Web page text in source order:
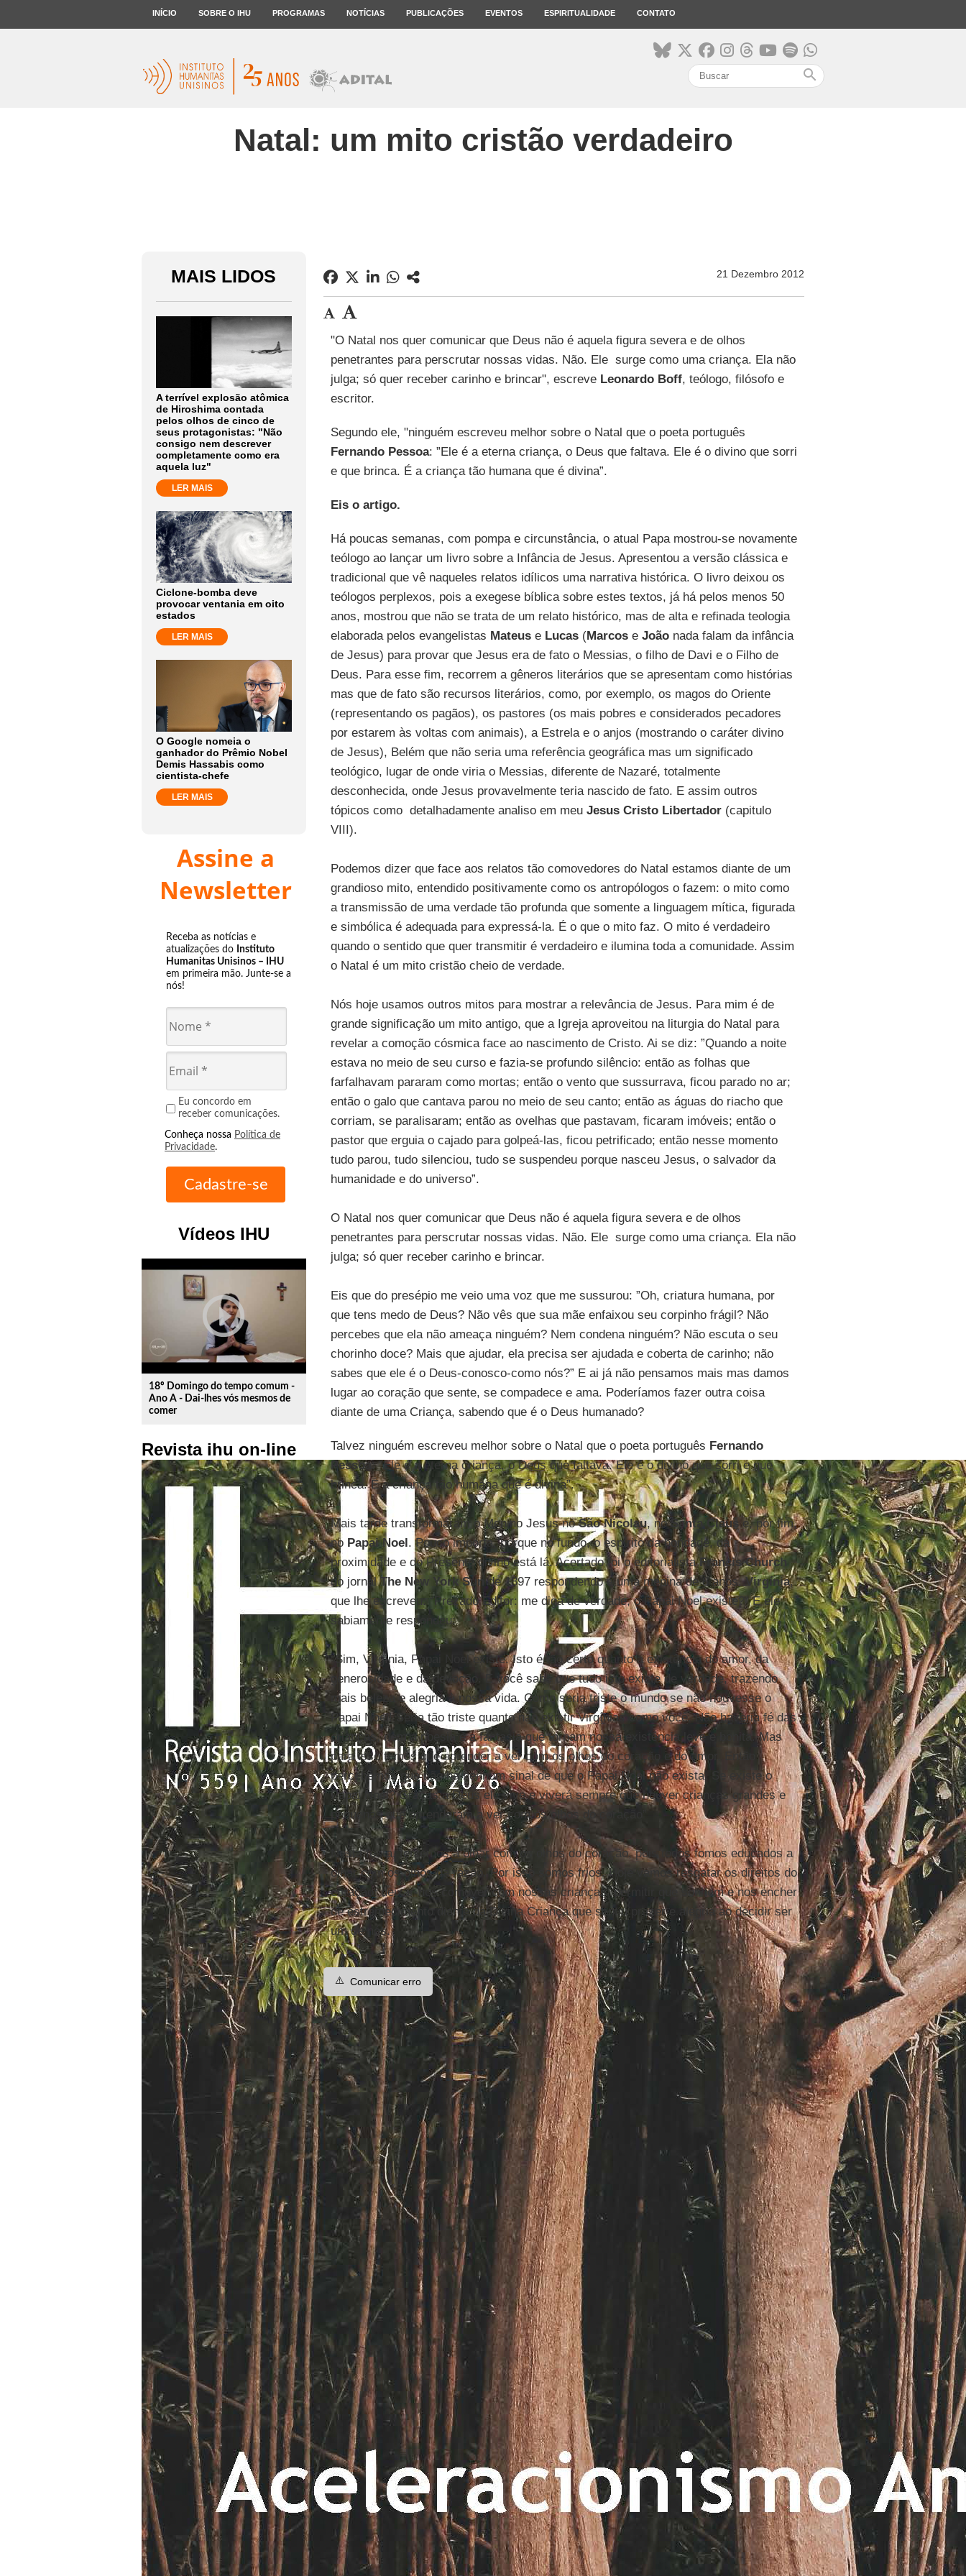
INÍCIO SOBRE O IHU PROGRAMAS NOTÍCIAS PUBLICAÇÕES EVENTOS ESPIRITUALIDADE CONTATO
search
Natal: um mito cristão verdadeiro
MAIS LIDOS
A terrível explosão atômica
de Hiroshima contada
pelos olhos de cinco de
seus protagonistas: "Não
consigo nem descrever
completamente como era
aquela luz"
LER MAIS
Ciclone-bomba deve
provocar ventania em oito
estados
LER MAIS
O Google nomeia o
ganhador do Prêmio Nobel
Demis Hassabis como
cientista-chefe
LER MAIS
Assine a
Newsletter
Receba as notícias e
atualizações do Instituto
Humanitas Unisinos – IHU
em primeira mão. Junte-se a
nós!
Eu concordo em
receber comunicações.
Conheça nossa Política de
Privacidade.
Vídeos IHU
play_circle_outline
18º Domingo do tempo comum -
Ano A - Dai-lhes vós mesmos de
comer
Revista ihu on-line
21 Dezembro 2012
"O Natal nos quer comunicar que Deus não é aquela figura severa e de olhos
penetrantes para perscrutar nossas vidas. Não. Ele surge como uma criança. Ela não
julga; só quer receber carinho e brincar", escreve Leonardo Boff, teólogo, filósofo e
escritor.
Segundo ele, "ninguém escreveu melhor sobre o Natal que o poeta português
Fernando Pessoa: ”Ele é a eterna criança, o Deus que faltava. Ele é o divino que sorri
e que brinca. É a criança tão humana que é divina”.
Eis o artigo.
Há poucas semanas, com pompa e circunstância, o atual Papa mostrou-se novamente
teólogo ao lançar um livro sobre a Infância de Jesus. Apresentou a versão clássica e
tradicional que vê naqueles relatos idílicos uma narrativa histórica. O livro deixou os
teólogos perplexos, pois a exegese bíblica sobre estes textos, já há pelos menos 50
anos, mostrou que não se trata de um relato histórico, mas de alta e refinada teologia
elaborada pelos evangelistas Mateus e Lucas (Marcos e João nada falam da infância
de Jesus) para provar que Jesus era de fato o Messias, o filho de Davi e o Filho de
Deus. Para esse fim, recorrem a gêneros literários que se apresentam como histórias
mas que de fato são recursos literários, como, por exemplo, os magos do Oriente
(representando os pagãos), os pastores (os mais pobres e considerados pecadores
por estarem às voltas com animais), a Estrela e o anjos (mostrando o caráter divino
de Jesus), Belém que não seria uma referência geográfica mas um significado
teológico, lugar de onde viria o Messias, diferente de Nazaré, totalmente
desconhecida, onde Jesus provavelmente teria nascido de fato. E assim outros
tópicos como detalhadamente analiso em meu Jesus Cristo Libertador(capitulo
VIII).
Podemos dizer que face aos relatos tão comovedores do Natal estamos diante de um
grandioso mito, entendido positivamente como os antropólogos o fazem: o mito como
a transmissão de uma verdade tão profunda que somente a linguagem mítica, figurada
e simbólica é adequada para expressá-la. É o que o mito faz. O mito é verdadeiro
quando o sentido que quer transmitir é verdadeiro e ilumina toda a comunidade. Assim
o Natal é um mito cristão cheio de verdade.
Nós hoje usamos outros mitos para mostrar a relevância de Jesus. Para mim é de
grande significação um mito antigo, que a Igreja aproveitou na liturgia do Natal para
revelar a comoção cósmica face ao nascimento de Cristo. Ai se diz: ”Quando a noite
estava no meio de seu curso e fazia-se profundo silêncio: então as folhas que
farfalhavam pararam como mortas; então o vento que sussurrava, ficou parado no ar;
então o galo que cantava parou no meio de seu canto; então as águas do riacho que
corriam, se paralisaram; então as ovelhas que pastavam, ficaram imóveis; então o
pastor que erguia o cajado para golpeá-las, ficou petrificado; então nesse momento
tudo parou, tudo silenciou, tudo se suspendeu porque nasceu Jesus, o salvador da
humanidade e do universo”.
O Natal nos quer comunicar que Deus não é aquela figura severa e de olhos
penetrantes para perscrutar nossas vidas. Não. Ele surge como uma criança. Ela não
julga; só quer receber carinho e brincar.
Eis que do presépio me veio uma voz que me sussurou: ”Oh, criatura humana, por
que tens medo de Deus? Não vês que sua mãe enfaixou seu corpinho frágil? Não
percebes que ela não ameaça ninguém? Nem condena ninguém? Não escuta o seu
chorinho doce? Mais que ajudar, ela precisa ser ajudada e coberta de carinho; não
sabes que ele é o Deus-conosco-como nós?” E ai já não pensamos mais mas damos
lugar ao coração que sente, se compadece e ama. Poderíamos fazer outra coisa
diante de uma Criança, sabendo que é o Deus humanado?
Talvez ninguém escreveu melhor sobre o Natal que o poeta português Fernando
Pessoa: ”Ele é a eterna criança, o Deus que faltava. Ele é o divino que sorri e que
brinca. É a criança tão humana que é divina”.
Mais tarde transformaram o Menino Jesus noSão Nicolau, noSanta Clause, por fim,
no Papai Noel. Pouco importa, porque no fundo, o espírito da bondade, da
proximidade e do Presente divino está lá. Acertado foi o editorialistaFrancis Church
do jornalThe New York Sun de 1897 respondendo a uma menina de 8 anos,Virgínia,
que lhe escreveu: “Prezado Editor: me diga de verdade, o Papai Noel existe?” E ele
sabiamente respondeu:
“Sim, Virgínia, Papai Noel existe. Isto é tão certo quanto a existência do amor, da
generosidade e da devoção. E você sabe que tudo isto existe de verdade, trazendo
mais beleza e alegria à nossa vida. Como seria triste o mundo se não houvesse o
Papai Noel! Seria tão triste quanto não existir Virgínias como você. Não haveria fé das
crianças, nem a poesia e a fantasia que tornam nossa existência leve e bonita. Mas
para isso temos que aprender a ver com os olhos do coração e do amor. Então
percebemos que não há nenhum sinal de que o Papai Noel não exista. Se existe o
Papai Noel? Graças a Deus ele vive e viverá sempre que houver crianças grandes e
pequenas que aprenderam a ver com os olhos do coração”
Nesta festa, tentemos a olhar com os olhos do coração, pois todos fomos educados a
olhar com os olhos da razão. Por isso somos frios. Hoje vamos resgatar os direitos do
coração: deixar-nos comover com nossas crianças, permitir que sonhem e nos encher
de estremecimento diante da Divina Criança que sentiu prazer e alegria ao decidir ser
um de nós.
⚠️ Comunicar erro